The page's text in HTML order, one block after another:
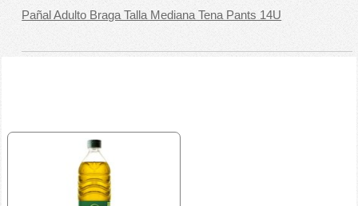
Pañal Adulto Braga Talla Mediana Tena Pants 14U